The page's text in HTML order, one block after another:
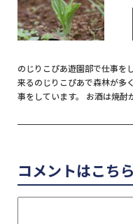
のじりこぴあ遊園部で仕事を
来るのじりこぴあで森林が多
事をしています。 お酒は焼酎
コメントはこち